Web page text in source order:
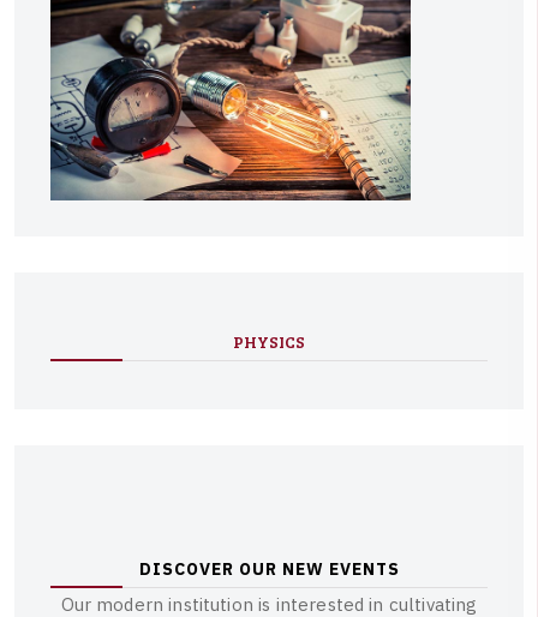
PHYSICS
DISCOVER OUR NEW EVENTS
Our modern institution is interested in cultivating